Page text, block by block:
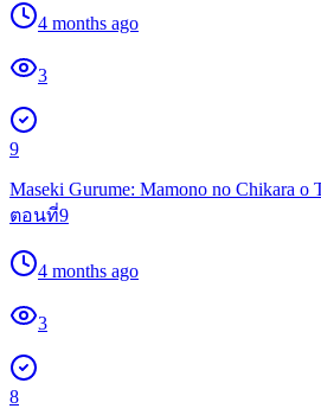
4 months ago
3
9
Maseki Gurume: Mamono no Chikara o
ตอนที่9
4 months ago
3
8